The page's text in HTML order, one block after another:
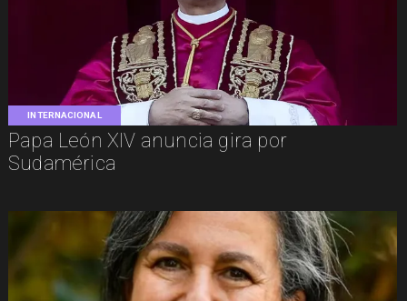
INTERNACIONAL
Papa León XIV anuncia gira por
Sudamérica